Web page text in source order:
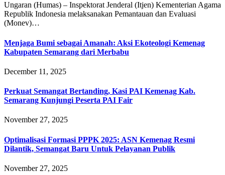
Ungaran (Humas) – Inspektorat Jenderal (Itjen) Kementerian Agama
Republik Indonesia melaksanakan Pemantauan dan Evaluasi
(Monev)…
Menjaga Bumi sebagai Amanah: Aksi Ekoteologi Kemenag
Kabupaten Semarang dari Merbabu
December 11, 2025
Perkuat Semangat Bertanding, Kasi PAI Kemenag Kab.
Semarang Kunjungi Peserta PAI Fair
November 27, 2025
Optimalisasi Formasi PPPK 2025: ASN Kemenag Resmi
Dilantik, Semangat Baru Untuk Pelayanan Publik
November 27, 2025